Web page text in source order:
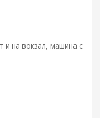
и на вокзал, машина с